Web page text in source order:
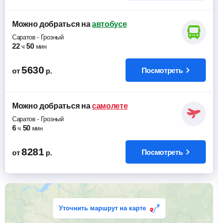
Можно добратьсяна автобусе
Саратов- Грозный
22 ч 50 мин
от 5630 р. Посмотреть
Можно добратьсяна самолете
Саратов- Грозный
6 ч 50 мин
от 8281 р. Посмотреть
Уточнить маршрут на карте